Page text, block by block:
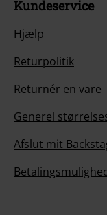
Kundeservice
Hjælp
Returpolitik
Returnér en vare
Generel
Afslut mit